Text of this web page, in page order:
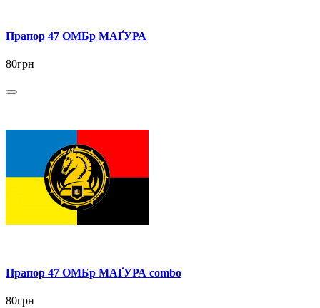
Прапор 47 ОМБр МАҐУРА
80грн
Прапор 47 ОМБр МАҐУРА combo
80грн